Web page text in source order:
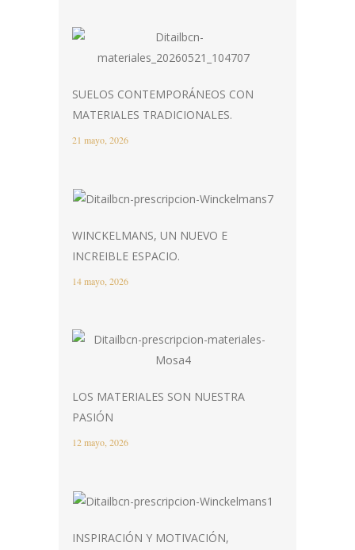
SUELOS CONTEMPORÁNEOS CON
MATERIALES TRADICIONALES.
21 mayo, 2026
WINCKELMANS, UN NUEVO E
INCREIBLE ESPACIO.
14 mayo, 2026
LOS MATERIALES SON NUESTRA
PASIÓN
12 mayo, 2026
INSPIRACIÓN Y MOTIVACIÓN,